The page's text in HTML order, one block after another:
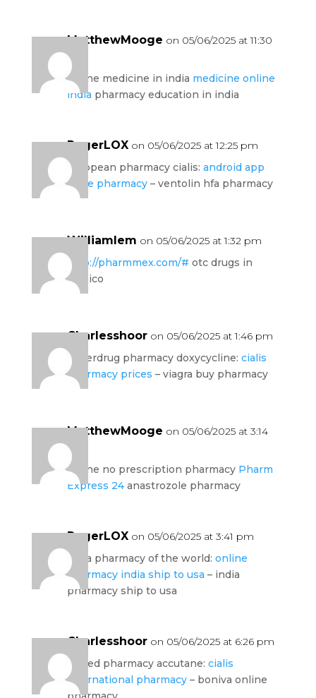
MatthewMooge on 05/06/2025 at 11:30
am
online medicine in india medicine online
india pharmacy education in india
RogerLOX on 05/06/2025 at 12:25 pm
european pharmacy cialis: android app
store pharmacy– ventolin hfa pharmacy
Williamlem on 05/06/2025 at 1:32 pm
http://pharmmex.com/# otc drugs in
mexico
Charlesshoor on 05/06/2025 at 1:46 pm
superdrug pharmacy doxycycline: cialis
pharmacy prices – viagra buy pharmacy
MatthewMooge on 05/06/2025 at 3:14
pm
online no prescription pharmacy Pharm
Express 24anastrozole pharmacy
RogerLOX on 05/06/2025 at 3:41 pm
india pharmacy of the world: online
pharmacy india ship to usa – india
pharmacy ship to usa
Charlesshoor on 05/06/2025 at 6:26 pm
united pharmacy accutane: cialis
international pharmacy– boniva online